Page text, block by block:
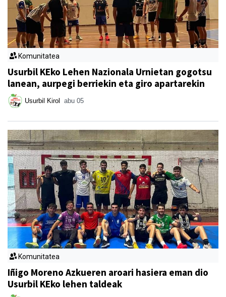
Komunitatea
Usurbil KEko Lehen Nazionala Urnietan gogotsu
lanean, aurpegi berriekin eta giro apartarekin
Usurbil Kirol abu 05
Komunitatea
Iñigo Moreno Azkueren aroari hasiera eman dio
Usurbil KEko lehen taldeak